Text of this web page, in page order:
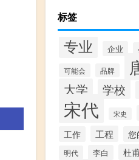
标签
专业 企业
可能会 品牌
大学 学校
宋代 宋史
工作 工程 您
明代 李白 杜